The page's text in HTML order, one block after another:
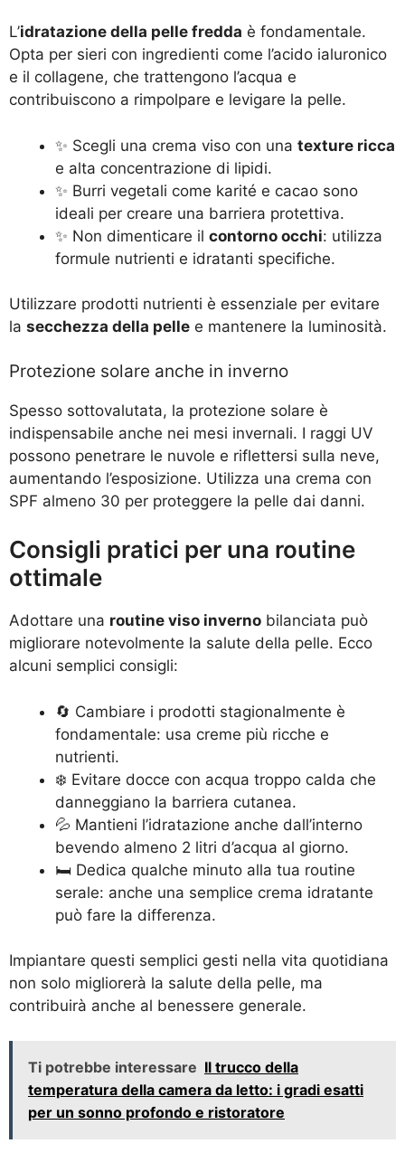
L’idratazione della pelle fredda è fondamentale.
Opta per sieri con ingredienti come l’acido ialuronico
e il collagene, che trattengono l’acqua e
contribuiscono a rimpolpare e levigare la pelle.
✨ Scegli una crema viso con una texture ricca
e alta concentrazione di lipidi.
✨ Burri vegetali come karité e cacao sono
ideali per creare una barriera protettiva.
✨ Non dimenticare il contorno occhi: utilizza
formule nutrienti e idratanti specifiche.
Utilizzare prodotti nutrienti è essenziale per evitare
la secchezza della pelle e mantenere la luminosità.
Protezione solare anche in inverno
Spesso sottovalutata, la protezione solare è
indispensabile anche nei mesi invernali. I raggi UV
possono penetrare le nuvole e riflettersi sulla neve,
aumentando l’esposizione. Utilizza una crema con
SPF almeno 30 per proteggere la pelle dai danni.
Consigli pratici per una routine
ottimale
Adottare una routine viso inverno bilanciata può
migliorare notevolmente la salute della pelle. Ecco
alcuni semplici consigli:
🔄 Cambiare i prodotti stagionalmente è
fondamentale: usa creme più ricche e
nutrienti.
❄️ Evitare docce con acqua troppo calda che
danneggiano la barriera cutanea.
💦 Mantieni l’idratazione anche dall’interno
bevendo almeno 2 litri d’acqua al giorno.
🛏️ Dedica qualche minuto alla tua routine
serale: anche una semplice crema idratante
può fare la differenza.
Impiantare questi semplici gesti nella vita quotidiana
non solo migliorerà la salute della pelle, ma
contribuirà anche al benessere generale.
Ti potrebbe interessare Il trucco della
temperatura della camera da letto: i gradi esatti
per un sonno profondo e ristoratore